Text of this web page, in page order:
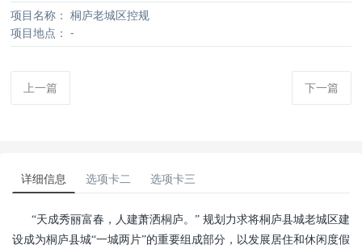
项目名称： 桐庐老城区控规
项目地点： -
上一篇 下一篇
详细信息 选项卡二 选项卡三
“天成秀丽富春，人建萧洒桐庐。” 规划力求将桐庐县城老城区建
设成为桐庐县城“一城两片”的重要组成部分，以发展居住和休闲度假